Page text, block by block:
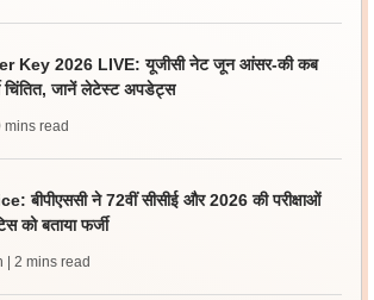
Key 2026 LIVE: यूजीसी नेट जून आंसर-की कब
चिंतित, जानें लेटेस्ट अपडेट्स
mins read
बीपीएससी ने 72वीं सीसीई और 2026 की परीक्षाओं
को बताया फर्जी
| 2 mins read